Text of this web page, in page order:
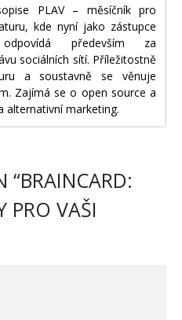
PLAV – měsíčník pro
kde nyní jako zástupce
odpovídá především za
sociálních sítí. Příležitostně
a soustavně se věnuje
Zajímá se o open source a
alternativní marketing.
“BRAINCARD:
PRO VAŠI